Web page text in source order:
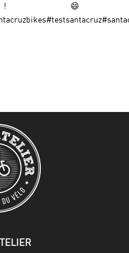
!😄